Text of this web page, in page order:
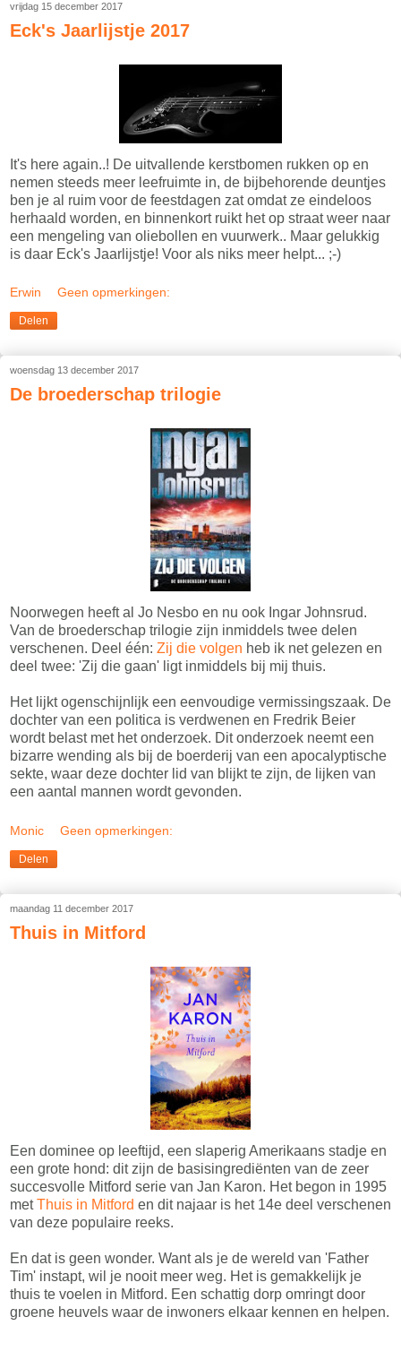
vrijdag 15 december 2017
Eck's Jaarlijstje 2017
It's here again..! De uitvallende kerstbomen rukken op en
nemen steeds meer leefruimte in, de bijbehorende deuntjes
ben je al ruim voor de feestdagen zat omdat ze eindeloos
herhaald worden, en binnenkort ruikt het op straat weer naar
een mengeling van oliebollen en vuurwerk.. Maar gelukkig
is daar Eck's Jaarlijstje! Voor als niks meer helpt... ;-)
Erwin Geen opmerkingen:
Delen
woensdag 13 december 2017
De broederschap trilogie
Noorwegen heeft al Jo Nesbo en nu ook Ingar Johnsrud.
Van de broederschap trilogie zijn inmiddels twee delen
verschenen. Deel één: Zij die volgen heb ik net gelezen en
deel twee: 'Zij die gaan' ligt inmiddels bij mij thuis.
Het lijkt ogenschijnlijk een eenvoudige vermissingszaak. De
dochter van een politica is verdwenen en Fredrik Beier
wordt belast met het onderzoek. Dit onderzoek neemt een
bizarre wending als bij de boerderij van een apocalyptische
sekte, waar deze dochter lid van blijkt te zijn, de lijken van
een aantal mannen wordt gevonden.
Monic Geen opmerkingen:
Delen
maandag 11 december 2017
Thuis in Mitford
Een dominee op leeftijd, een slaperig Amerikaans stadje en
een grote hond: dit zijn de basisingrediënten van de zeer
succesvolle Mitford serie van Jan Karon. Het begon in 1995
metThuis in Mitford en dit najaar is het 14e deel verschenen
van deze populaire reeks.
En dat is geen wonder. Want als je de wereld van 'Father
Tim' instapt, wil je nooit meer weg. Het is gemakkelijk je
thuis te voelen in Mitford. Een schattig dorp omringt door
groene heuvels waar de inwoners elkaar kennen en helpen.